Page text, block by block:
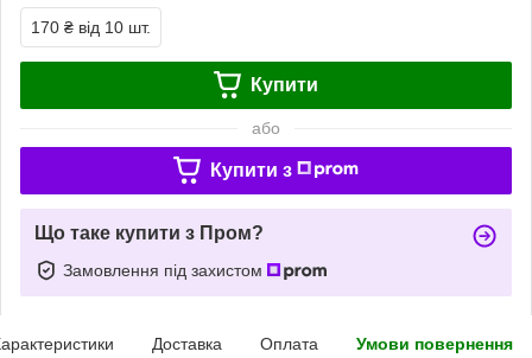
170 ₴ від 10 шт.
Купити
або
Купити з
Що таке купити з Пром?
Замовлення під захистом
Доставка Оплата Умови повернення